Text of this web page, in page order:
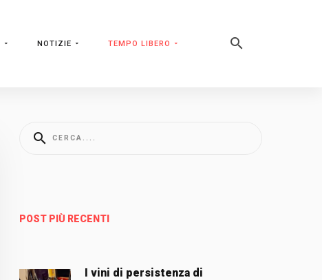
NOTIZIE TEMPO LIBERO
POST PIÙ RECENTI
I vini di persistenza di